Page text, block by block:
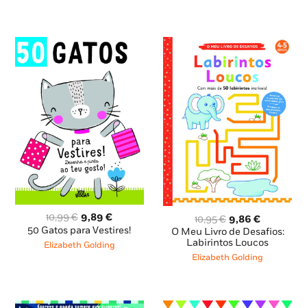
10,99€ O
preço
original
9,89€O
preço
atual
é:
50 Gatos para Vestires!
Elizabeth Golding
10,95€ O
preço
original
era:
9,86€O
preço
atual
é:
O Meu Livro de Desafios:
Labirintos Loucos
Elizabeth Golding